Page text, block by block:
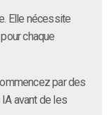
Elle nécessite
chaque
par des
avant de les